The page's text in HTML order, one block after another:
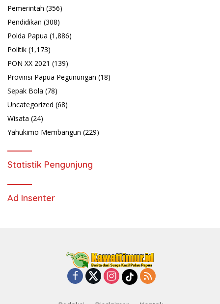
Pemerintah (356)
Pendidikan (308)
Polda Papua (1,886)
Politik (1,173)
PON XX 2021 (139)
Provinsi Papua Pegunungan (18)
Sepak Bola (78)
Uncategorized (68)
Wisata (24)
Yahukimo Membangun (229)
Statistik Pengunjung
Ad Insenter